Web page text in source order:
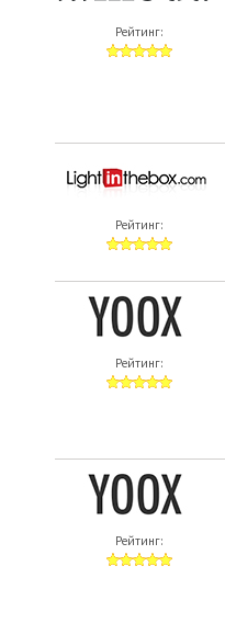
Рейтинг:
Рейтинг:
Рейтинг:
Рейтинг: